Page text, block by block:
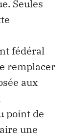
Seules
fédéral
remplacer
aux
point de
une